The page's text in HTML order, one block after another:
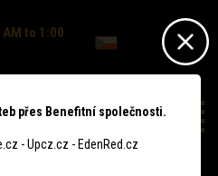
AM to 1:00
přes Benefitní společnosti.
- Upcz.cz - EdenRed.cz